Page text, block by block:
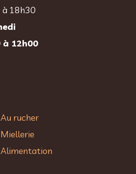
à 18h30
à 12h00
Au rucher​
Miellerie
Alimentation